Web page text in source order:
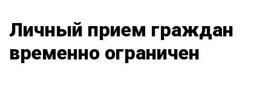
Личный прием граждан
временно ограничен